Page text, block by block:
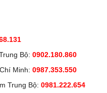
Bộ: 0902.180.860
Minh: 0987.353.550
Trung Bộ: 0981.222.654